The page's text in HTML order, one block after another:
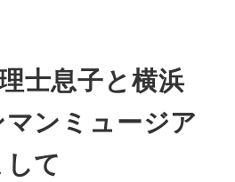
士息子と横浜
ンミュージア
て